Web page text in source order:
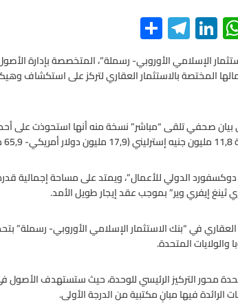
W
h
at
s
A
p
Li
n
ke
dI
n
Te
le
gr
m
S
h
ar
e
الإسلامي الأوروبي- رسملة”، المتخصصة بإدارة
المختصة بالاستثمار العقاري لتركز على استكشاف
صحفي تلقى “مباشر” نسخة منه أنها استحوذت على أحد
ثينغ إيفري وير” بموجب عقد إيجار طويل الأمد.
في “بنك الاستثمار الإسلامي الأوروبي- رسملة”
والولايات المتحدة.
محور التركيز الرئيسي للوحدة، حيث ستستهدف الأصول في
الرائدة فيها مبانٍ مكتبية من الدرجة الأولى.